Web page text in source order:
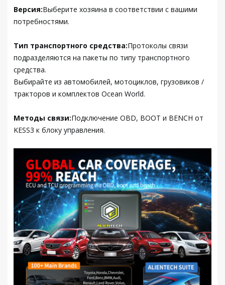
Версия:Выберите хозяина в соответствии с вашими
потребностями.
Тип транспортного средства:Протоколы связи
подразделяются на пакеты по типу транспортного
средства.
Выбирайте из автомобилей, мотоциклов, грузовиков /
тракторов и комплектов Ocean World.
Методы связи:Подключение OBD, BOOT и BENCH от
KESS3 к блоку управления.